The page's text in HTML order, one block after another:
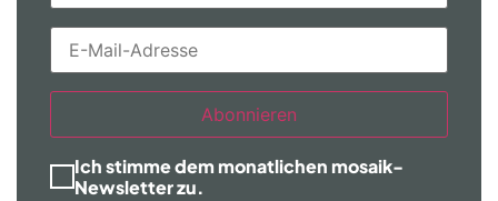
Abonnieren
Ich stimme dem monatlichen mosaik-
Newsletter zu.